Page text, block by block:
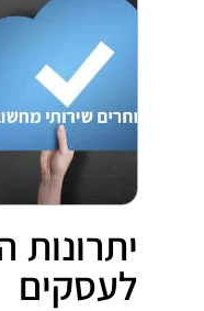
לעסקים